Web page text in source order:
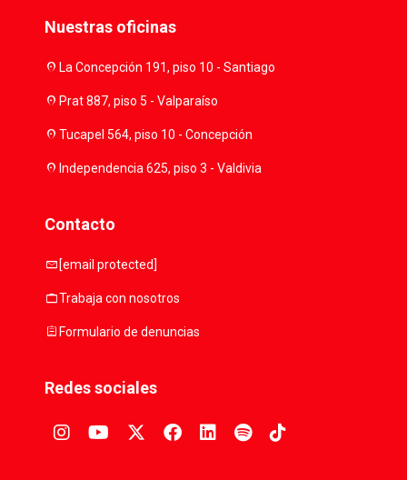
Nuestras oficinas
location_onLa Concepción 191, piso 10 - Santiago
location_onPrat 887, piso 5 - Valparaíso
location_onTucapel 564, piso 10 - Concepción
location_onIndependencia 625, piso 3 - Valdivia
Contacto
mail [email protected]
workTrabaja con nosotros
assignmentFormulario de denuncias
Redes sociales